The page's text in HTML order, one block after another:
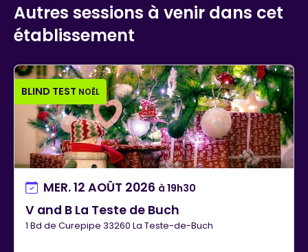
Autres sessions à venir dans cet
établissement
BLIND TEST NOËL
MER. 12 AOÛT 2026 à 19h30
V and B La Teste de Buch
1 Bd de Curepipe 33260 La Teste-de-Buch